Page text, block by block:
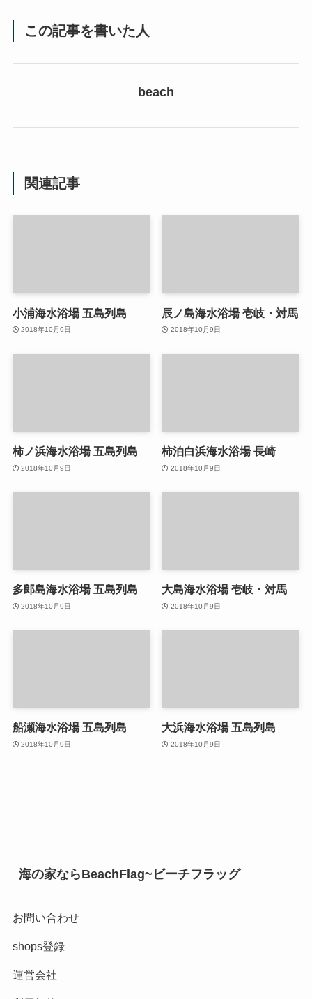
この記事を書いた人
beach
関連記事
小浦海水浴場 五島列島
2018年10月9日
辰ノ島海水浴場 壱岐・対馬
2018年10月9日
柿ノ浜海水浴場 五島列島
2018年10月9日
柿泊白浜海水浴場 長崎
2018年10月9日
多郎島海水浴場 五島列島
2018年10月9日
大島海水浴場 壱岐・対馬
2018年10月9日
船瀬海水浴場 五島列島
2018年10月9日
大浜海水浴場 五島列島
2018年10月9日
海の家ならBeachFlag~ビーチフラッグ
お問い合わせ
shops登録
運営会社